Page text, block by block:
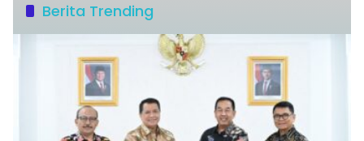
Berita Trending